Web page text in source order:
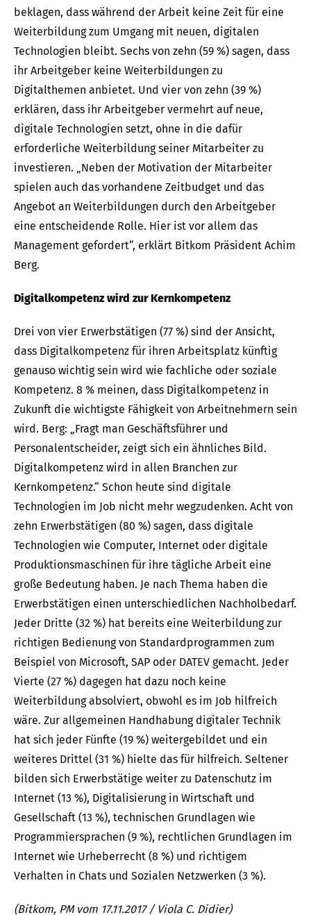
beklagen, dass während der Arbeit keine Zeit für eine
Weiterbildung zum Umgang mit neuen, digitalen
Technologien bleibt. Sechs von zehn (59 %) sagen, dass
ihr Arbeitgeber keine Weiterbildungen zu
Digitalthemen anbietet. Und vier von zehn (39 %)
erklären, dass ihr Arbeitgeber vermehrt auf neue,
digitale Technologien setzt, ohne in die dafür
erforderliche Weiterbildung seiner Mitarbeiter zu
investieren. „Neben der Motivation der Mitarbeiter
spielen auch das vorhandene Zeitbudget und das
Angebot an Weiterbildungen durch den Arbeitgeber
eine entscheidende Rolle. Hier ist vor allem das
Management gefordert“, erklärt Bitkom Präsident Achim
Berg.
Digitalkompetenz wird zur Kernkompetenz
Drei von vier Erwerbstätigen (77 %) sind der Ansicht,
dass Digitalkompetenz für ihren Arbeitsplatz künftig
genauso wichtig sein wird wie fachliche oder soziale
Kompetenz. 8 % meinen, dass Digitalkompetenz in
Zukunft die wichtigste Fähigkeit von Arbeitnehmern sein
wird. Berg: „Fragt man Geschäftsführer und
Personalentscheider, zeigt sich ein ähnliches Bild.
Digitalkompetenz wird in allen Branchen zur
Kernkompetenz.“ Schon heute sind digitale
Technologien im Job nicht mehr wegzudenken. Acht von
zehn Erwerbstätigen (80 %) sagen, dass digitale
Technologien wie Computer, Internet oder digitale
Produktionsmaschinen für ihre tägliche Arbeit eine
große Bedeutung haben. Je nach Thema haben die
Erwerbstätigen einen unterschiedlichen Nachholbedarf.
Jeder Dritte (32 %) hat bereits eine Weiterbildung zur
richtigen Bedienung von Standardprogrammen zum
Beispiel von Microsoft, SAP oder DATEV gemacht. Jeder
Vierte (27 %) dagegen hat dazu noch keine
Weiterbildung absolviert, obwohl es im Job hilfreich
wäre. Zur allgemeinen Handhabung digitaler Technik
hat sich jeder Fünfte (19 %) weitergebildet und ein
weiteres Drittel (31 %) hielte das für hilfreich. Seltener
bilden sich Erwerbstätige weiter zu Datenschutz im
Internet (13 %), Digitalisierung in Wirtschaft und
Gesellschaft (13 %), technischen Grundlagen wie
Programmiersprachen (9 %), rechtlichen Grundlagen im
Internet wie Urheberrecht (8 %) und richtigem
Verhalten in Chats und Sozialen Netzwerken (3 %).
(Bitkom, PM vom 17.11.2017 / Viola C. Didier)